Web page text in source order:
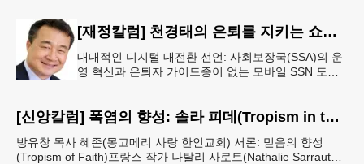
[재정칼럼] 천경태의 은퇴를 지키는 쇼셜시큐리티 인사이트 - 은퇴와 생활의 기초를 지키는 가장 현실적인 제도 읽기 (17)
대대적인 디지털 대전환 선언: 사회보장국(SSA)의 운
영 혁신과 은퇴자 가이드종이 없는 모바일 SSN 도입,
[신앙칼럼] 폭염의 향성: 솔라 피데(Tropism in the Sweltering Heat: Sola Fide, 마태복음Matthew 26:39)
방유창 목사 혜존(몽고메리 사랑 한인교회) 서론: 믿음의 향성
(Tropism of Faith)프랑스 작가 나탈리 사로트(Nathalie Sarraute)